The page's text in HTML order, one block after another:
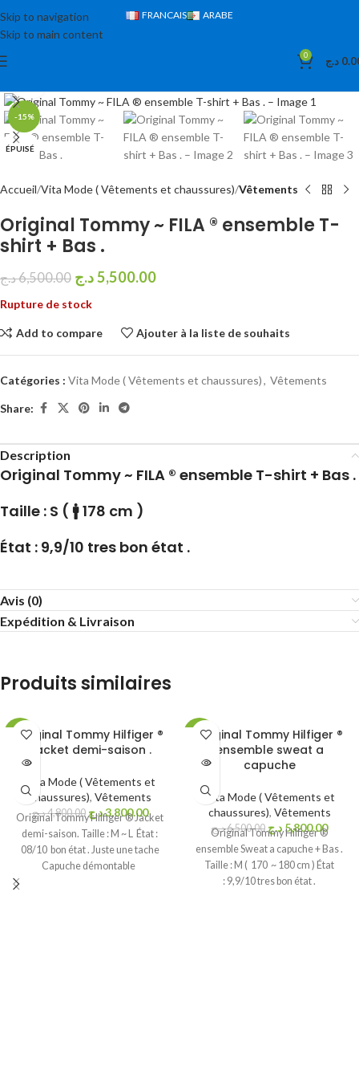
Skip to navigation
Skip to main content
FRANCAIS ARABE
0 د.ج
-15%
ÉPUISÉ
Accueil Vita Mode ( Vêtements et chaussures) Vêtements
Original Tommy ~ FILA ® ensemble T-
shirt + Bas .
6,500.00د.ج 5,500.00د.ج
Rupture de stock
Add to compare Ajouter à la liste de souhaits
Catégories : Vita Mode ( Vêtements et chaussures), Vêtements
Share:
Description
Original Tommy ~ FILA ® ensemble T-shirt + Bas .
Taille : S ( 🚹 178 cm )
État : 9,9/10 tres bon état .
Avis (0)
Expédition & Livraison
Produits similaires
-21%
ÉPUISÉ
Original Tommy Hilfiger ®
Jacket demi-saison .
Vita Mode ( Vêtements et
chaussures), Vêtements
4,800.00د.ج 3,800.00د.ج
Original Tommy Hilfiger ® Jacket
demi-saison. Taille : M ~ L État :
08/10 bon état . Juste une tache
Capuche démontable
-11%
ÉPUISÉ
Original Tommy Hilfiger ®
ensemble sweat a
capuche
Vita Mode ( Vêtements et
chaussures), Vêtements
6,500.00د.ج 5,800.00 د.ج
Original Tommy Hilfiger ®
ensemble Sweat a capuche + Bas .
Taille : M ( 170 ~ 180 cm ) État
: 9,9/10 tres bon état .